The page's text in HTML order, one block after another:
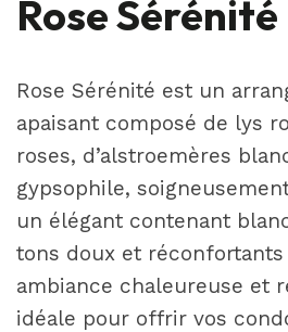
Rose Sérénité
Rose Sérénité est un
apaisant composé de lys
roses, d’alstroemères
gypsophile,
un élégant contenant
tons doux et
ambiance chaleureuse et
idéale pour offrir vos